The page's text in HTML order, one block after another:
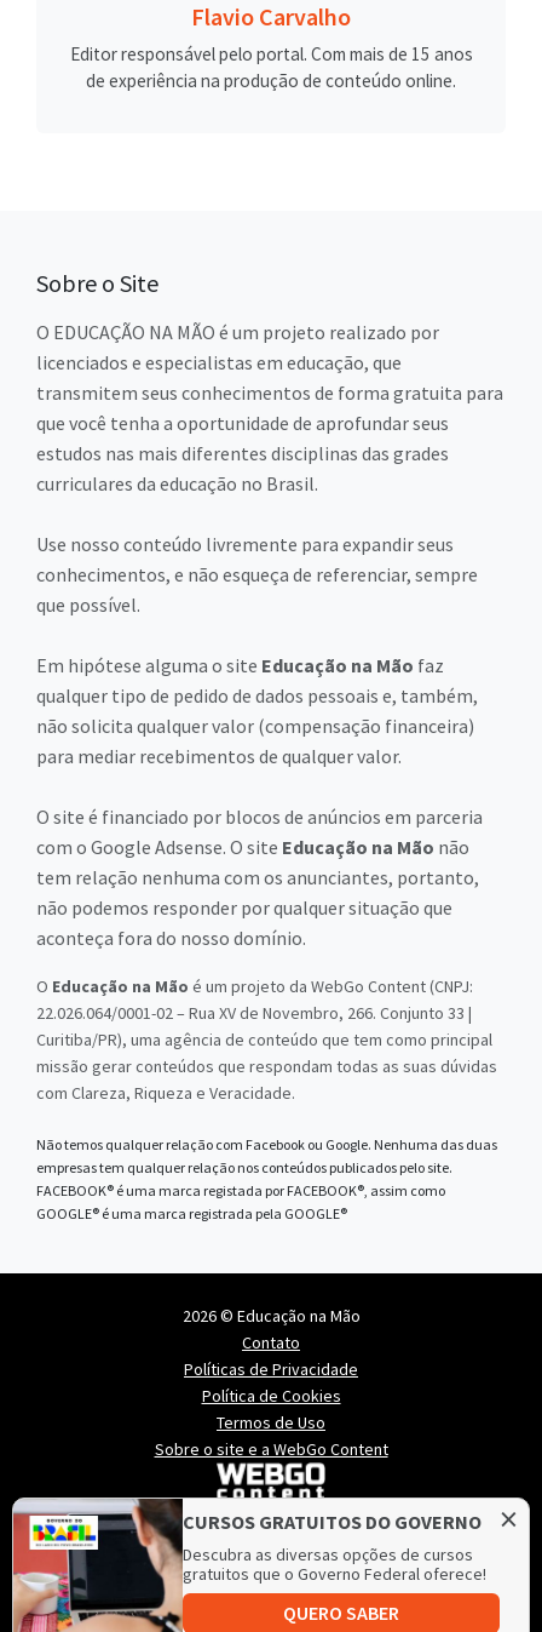
CURSOS GRATUITOS DO GOVERNO
Descubra as diversas opções de cursos
gratuitos que o Governo Federal oferece!
QUERO SABER
×
Flavio Carvalho
Editor responsável pelo portal. Com mais de 15 anos
de experiência na produção de conteúdo online.
Sobre o Site
O EDUCAÇÃO NA MÃO é um projeto realizado por
licenciados e especialistas em educação, que
transmitem seus conhecimentos de forma gratuita para
que você tenha a oportunidade de aprofundar seus
estudos nas mais diferentes disciplinas das grades
curriculares da educação no Brasil.
Use nosso conteúdo livremente para expandir seus
conhecimentos, e não esqueça de referenciar, sempre
que possível.
Em hipótese alguma o site Educação na Mão faz
qualquer tipo de pedido de dados pessoais e, também,
não solicita qualquer valor (compensação financeira)
para mediar recebimentos de qualquer valor.
O site é financiado por blocos de anúncios em parceria
com o Google Adsense. O site Educação na Mão não
tem relação nenhuma com os anunciantes, portanto,
não podemos responder por qualquer situação que
aconteça fora do nosso domínio.
O Educação na Mão é um projeto da WebGo Content (CNPJ:
22.026.064/0001-02 – Rua XV de Novembro, 266. Conjunto 33 |
Curitiba/PR), uma agência de conteúdo que tem como principal
missão gerar conteúdos que respondam todas as suas dúvidas
com Clareza, Riqueza e Veracidade.
Não temos qualquer relação com Facebook ou Google. Nenhuma das duas
empresas tem qualquer relação nos conteúdos publicados pelo site.
FACEBOOK® é uma marca registada por FACEBOOK®, assim como
GOOGLE® é uma marca registrada pela GOOGLE®
2026 © Educação na Mão
Contato
Políticas de Privacidade
Política de Cookies
Termos de Uso
Sobre o site e a WebGo Content
Educação na Mão é mantido e hospedado pela